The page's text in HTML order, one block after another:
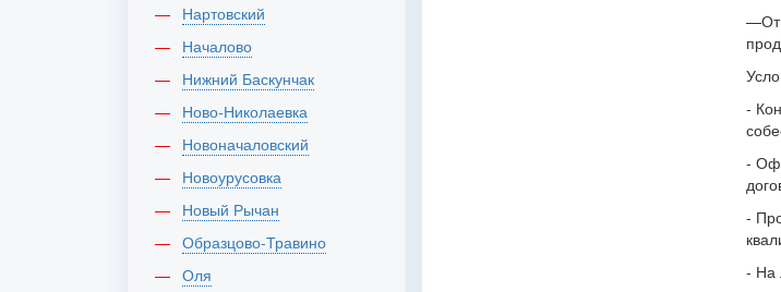
-
-
-
- На
Нартовский
Началово
Нижний Баскунчак
Ново-Николаевка
Новоначаловский
Новоурусовка
Новый Рычан
Образцово-Травино
Оля